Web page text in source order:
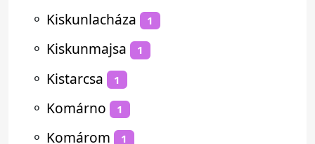
⚬ Kiskunlacháza 1
⚬ Kiskunmajsa 1
⚬ Kistarcsa 1
⚬ Komárno 1
⚬ Komárom 1